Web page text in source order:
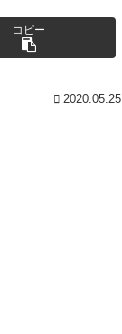
コピー
2020.05.25